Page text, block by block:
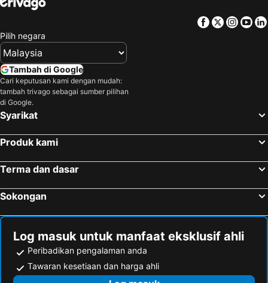
Hotel di Tioman Island
Hotel di Malaysia
Hotel di Shanghai
Hotel di Pulau Perhentian
Hotel di Bali
Hotel di Phuket
Hotel di Sabah
Facebook
Twitter
Pilih negara
Tambah di Google
Cari keputusan kami dengan mudah:
tambah trivago sebagai sumber pilihan
di Google.
Syarikat
Produk kami
Terma dan dasar
Sokongan
Log masuk untuk manfaat eksklusif ahli
Peribadikan pengalaman anda
Tawaran kesetiaan dan harga ahli